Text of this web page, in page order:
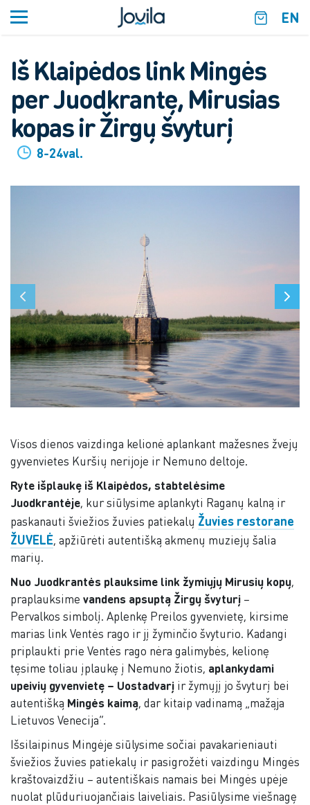
EN
Iš Klaipėdos link Mingės
per Juodkrantę, Mirusias
kopas ir Žirgų švyturį
8-24val.
Visos dienos vaizdinga kelionė aplankant mažesnes žvejų
gyvenvietes Kuršių nerijoje ir Nemuno deltoje.
Ryte išplaukę iš Klaipėdos, stabtelėsime
Juodkrantėje, kur siūlysime aplankyti Raganų kalną ir
paskanauti šviežios žuvies patiekalų Žuvies restorane
ŽUVELĖ, apžiūrėti autentišką akmenų muziejų šalia
marių.
Nuo Juodkrantės plauksime link žymiųjų Mirusių kopų,
praplauksime vandens apsuptą Žirgų švyturį –
Pervalkos simbolį. Aplenkę Preilos gyvenvietę, kirsime
marias link Ventės rago ir jį žyminčio švyturio. Kadangi
priplaukti prie Ventės rago nėra galimybės, kelionę
tęsime toliau įplaukę į Nemuno žiotis, aplankydami
upeivių gyvenvietę – Uostadvarį ir žymųjį jo švyturį bei
autentišką Mingės kaimą, dar kitaip vadinamą „mažąja
Lietuvos Venecija“.
Išsilaipinus Mingėje siūlysime sočiai pavakarieniauti
šviežios žuvies patiekalų ir pasigrožėti vaizdingu Mingės
kraštovaizdžiu – autentiškais namais bei Mingės upėje
nuolat plūduriuojančiais laiveliais. Pasiūlysime viešnagę